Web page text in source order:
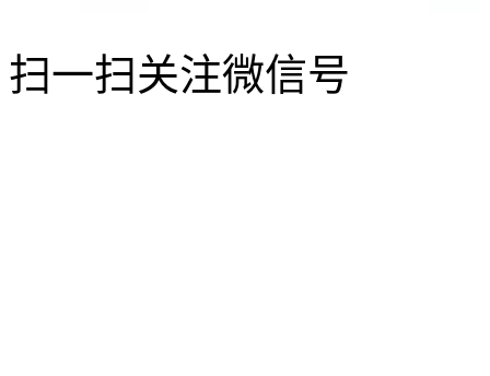
扫一扫关注微信号